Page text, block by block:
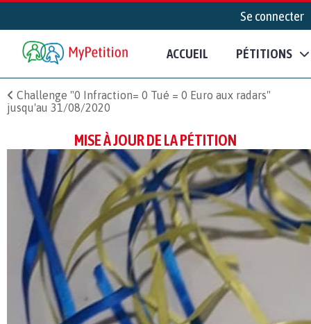
Se connecter
ACCUEIL PÉTITIONS
Challenge "0 Infraction= 0 Tué = 0 Euro aux radars"
jusqu'au 31/08/2020
MISE À JOUR DE LA PÉTITION